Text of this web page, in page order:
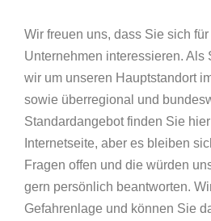
Wir freuen uns, dass Sie sich
Unternehmen interessieren. Als
wir um unseren Hauptstandort
sowie überregional und
Standardangebot finden Sie
Internetseite, aber es bleiben
Fragen offen und die würden
gern persönlich beantworten.
Gefahrenlage und können Sie